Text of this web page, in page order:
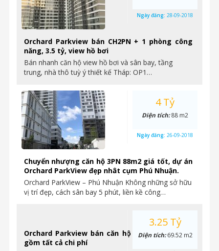
Orchard Parkview bán CH2PN + 1 phòng công
năng, 3.5 tỷ, view hồ bơi
Bán nhanh căn hộ view hồ bơi và sân bay, tầng
trung, nhà thô tuỳ ý thiết kế Tháp: OP1…
Ngày đăng: 28-09-2018
Chuyển nhượng căn hộ 3PN 88m2 giá tốt, dự án
Orchard ParkView đẹp nhât cụm Phú Nhuận.
Orchard ParkView – Phú Nhuận Không những sở hữu
vị trí đẹp, cách sân bay 5 phút, liền kề công…
4 Tỷ
Diện tích:88 m2
Ngày đăng: 26-09-2018
3.25 Tỷ
Diện tích:69.52 m2